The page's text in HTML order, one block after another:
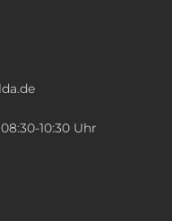
10:30 Uhr